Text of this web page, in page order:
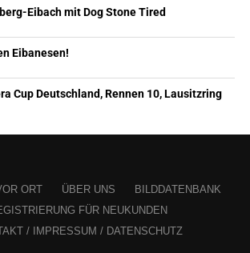
Eibach mit Dog Stone Tired
Eibanesen!
Cup Deutschland, Rennen 10, Lausitzring
ORT ÜBER UNS
BILDDATENBANK
FÜR NEUKUNDEN
/ IMPRESSUM / DATENSCHUTZ